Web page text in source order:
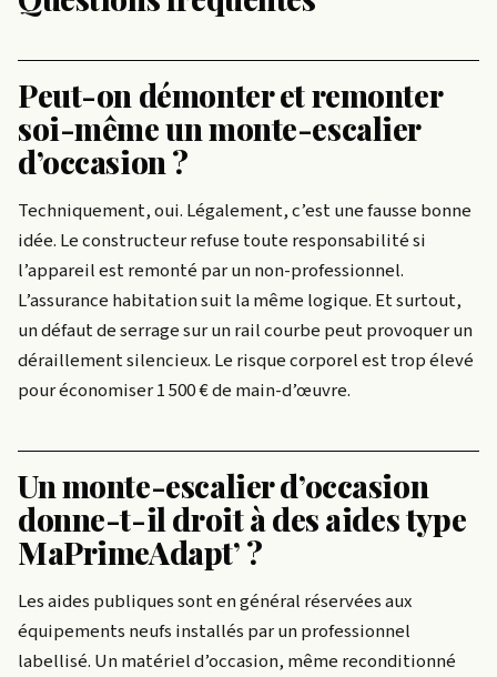
Peut-on démonter et remonter
soi-même un monte-escalier
d’occasion ?
Techniquement, oui. Légalement, c’est une fausse bonne
idée. Le constructeur refuse toute responsabilité si
l’appareil est remonté par un non-professionnel.
L’assurance habitation suit la même logique. Et surtout,
un défaut de serrage sur un rail courbe peut provoquer un
déraillement silencieux. Le risque corporel est trop élevé
pour économiser 1 500 € de main-d’œuvre.
Un monte-escalier d’occasion
donne-t-il droit à des aides type
MaPrimeAdapt’ ?
Les aides publiques sont en général réservées aux
équipements neufs installés par un professionnel
labellisé. Un matériel d’occasion, même reconditionné